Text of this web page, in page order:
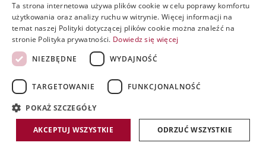
ENGLISH
Ta strona internetowa używa plików cookie w celu poprawy komfortu
użytkowania oraz analizy ruchu w witrynie. Więcej informacji na
temat naszej Polityki dotyczącej plików cookie można znaleźć na
stronie Polityka prywatności. Dowiedz się więcej
NIEZBĘDNE
WYDAJNOŚĆ
TARGETOWANIE FUNKCJONALNOŚĆ
POKAŻ SZCZEGÓŁY
AKCEPTUJ WSZYSTKIE ODRZUĆ WSZYSTKIE